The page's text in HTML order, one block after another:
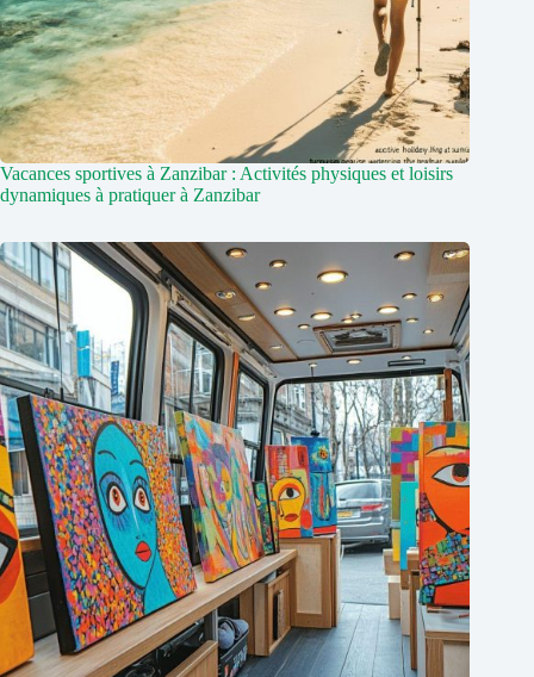
Vacances sportives à Zanzibar : Activités physiques et loisirs
dynamiques à pratiquer à Zanzibar